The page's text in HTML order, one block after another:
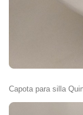
Capota para silla